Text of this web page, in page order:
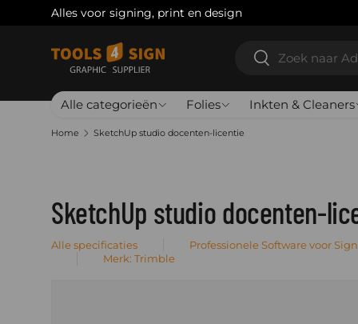
Alles voor signing, print en design
Zoeken
Zoeken
Alle categorieën Folies Inkten & Cleaners
Home SketchUp studio docenten-licentie
SketchUp studio docenten-
Alle specificaties
Professionele Software voor
Merk: Trimble